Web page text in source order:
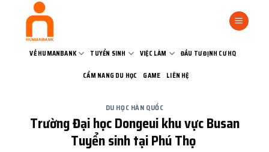
VỀ HUMANBANK TUYỂN SINH VIỆC LÀM ĐẦU TƯ ĐỊNH CƯ HQ
CẨM NANG DU HỌC GAME LIÊN HỆ
DU HỌC HÀN QUỐC
Trường Đại học Dongeui khu vực Busan
Tuyển sinh tại Phú Thọ